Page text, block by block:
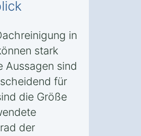
in
stark
Aussagen sind
für
die Größe
der